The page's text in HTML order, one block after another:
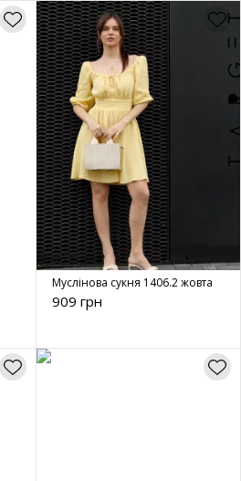
Муслінова сукня 1406.2 жовта
909 грн